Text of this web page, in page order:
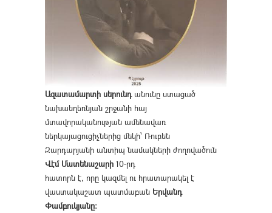
Ազատամարտի սերունդանունը ստացած
նախաեղեռնյան շրջանի հայ
մտավորականության ամենավառ
ներկայացուցիչներից մեկի՝ Ռուբեն
Զարդարյանի անտիպ նամակների ժողովածուն
Վէմ Մատենաշարի 10-րդ
հատորն է, որը կազմել ու հրատարակել է
վաստակաշատ պատմաբան Երվանդ
Փամբուկյանը։